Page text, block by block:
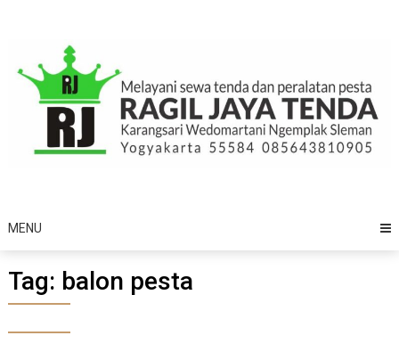
MENU
Tag: balon pesta